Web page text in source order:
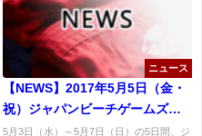
ニュース
【NEWS】2017年5月5日（金・
祝）ジャパンビーチゲームズフ
ェスティバル 2017ビーチサンボ
5月3日（水）～5月7日（日）の5日間、ジ